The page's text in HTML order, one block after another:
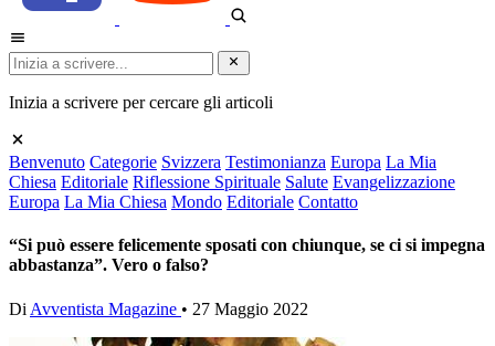
Inizia a scrivere per cercare gli articoli
Benvenuto Categorie Svizzera Testimonianza Europa La Mia
Chiesa Editoriale Riflessione Spirituale Salute Evangelizzazione
Europa La Mia Chiesa Mondo Editoriale Contatto
“Si può essere felicemente sposati con chiunque, se ci si impegna
abbastanza”. Vero o falso?
Di Avventista Magazine • 27 Maggio 2022